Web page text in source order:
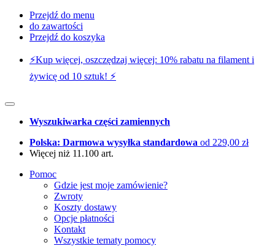
Przejdź do menu
do zawartości
Przejdź do koszyka
⚡️Kup więcej, oszczędzaj więcej: 10% rabatu na filament i
żywicę od 10 sztuk! ⚡️
Wyszukiwarka części zamiennych
Polska: Darmowa wysyłka standardowa od 229,00 zł
Więcej niż 11.100 art.
Pomoc
Gdzie jest moje zamówienie?
Zwroty
Koszty dostawy
Opcje płatności
Kontakt
Wszystkie tematy pomocy